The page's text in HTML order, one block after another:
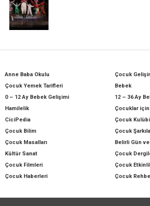
Anne Baba Okulu
Çocuk
Çocuk Yemek Tarifleri
Bebek
0 – 12 Ay Bebek Gelişimi
12 – 36 Ay
Hamilelik
Çocuklar
CiciPedia
Çocuk
Çocuk Bilim
Çocuk
Çocuk Masalları
Belirli Gün
Kültür Sanat
Çocuk
Çocuk Filmleri
Çocuk
Çocuk Haberleri
Çocuk